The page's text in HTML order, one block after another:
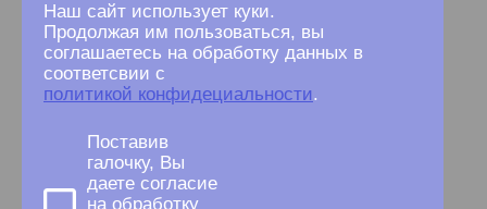
Наш сайт использует куки.
Продолжая им пользоваться, вы
соглашаетесь на обработку данных в
соответсвии с
политикой конфидециальности.
Поставив
галочку, Вы
даете согласие
на обработку